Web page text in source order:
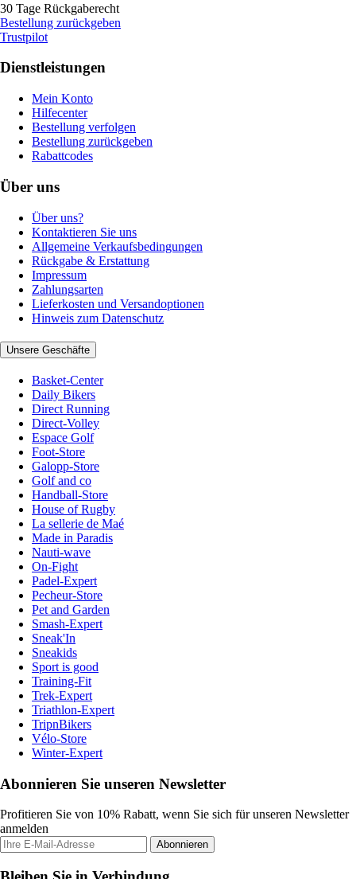
30 Tage Rückgaberecht
Bestellung zurückgeben
Trustpilot
Dienstleistungen
Mein Konto
Hilfecenter
Bestellung verfolgen
Bestellung zurückgeben
Rabattcodes
Über uns
Über uns?
Kontaktieren Sie uns
Allgemeine Verkaufsbedingungen
Rückgabe & Erstattung
Impressum
Zahlungsarten
Lieferkosten und Versandoptionen
Hinweis zum Datenschutz
Unsere Geschäfte
Basket-Center
Daily Bikers
Direct Running
Direct-Volley
Espace Golf
Foot-Store
Galopp-Store
Golf and co
Handball-Store
House of Rugby
La sellerie de Maé
Made in Paradis
Nauti-wave
On-Fight
Padel-Expert
Pecheur-Store
Pet and Garden
Smash-Expert
Sneak'In
Sneakids
Sport is good
Training-Fit
Trek-Expert
Triathlon-Expert
TripnBikers
Vélo-Store
Winter-Expert
Abonnieren Sie unseren Newsletter
Profitieren Sie von 10% Rabatt, wenn Sie sich für unseren Newsletter
anmelden
Abonnieren